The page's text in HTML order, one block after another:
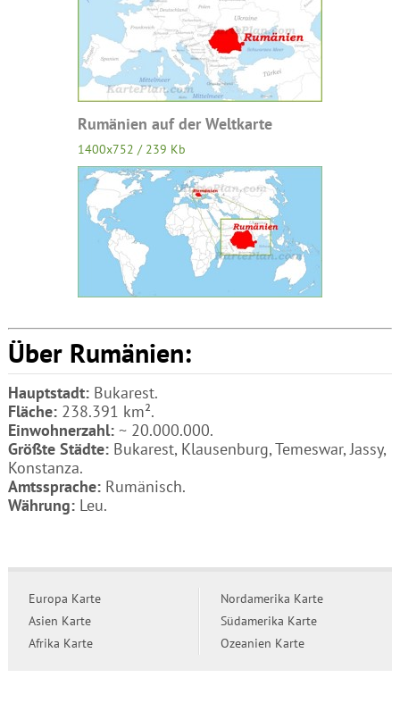
Rumänien auf der Weltkarte
1400x752 / 239 Kb
Über Rumänien:
Hauptstadt:Bukarest.
Fläche:238.391 km².
Einwohnerzahl:~ 20.000.000.
Größte Städte:Bukarest, Klausenburg, Temeswar, Jassy,
Konstanza.
Amtssprache:Rumänisch.
Währung:Leu.
Europa Karte
Asien Karte
Afrika Karte
Nordamerika Karte
Südamerika Karte
Ozeanien Karte